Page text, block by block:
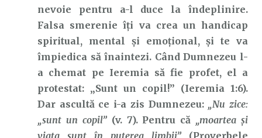
nevoie pentru a-l duce la îndeplinire.
Falsa smerenie îți va crea un handicap
spiritual, mental și emoțional, și te va
împiedica să înaintezi. Când Dumnezeu l-
a chemat pe Ieremia să fie profet, el a
protestat: „Sunt un copil!” (Ieremia 1:6).
Dar ascultă ce i-a zis Dumnezeu: „Nu zice:
„sunt un copil”(v. 7). Pentru că „moartea şi
viaţa sunt în puterea limbii” (Proverbele